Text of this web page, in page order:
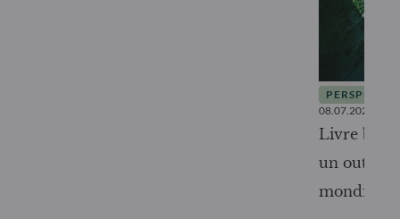
08.07.2026
Livre
un outil
mondiale